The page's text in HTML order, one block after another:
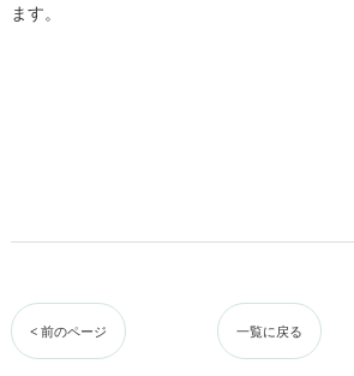
ます。
< 前のページ 一覧に戻る